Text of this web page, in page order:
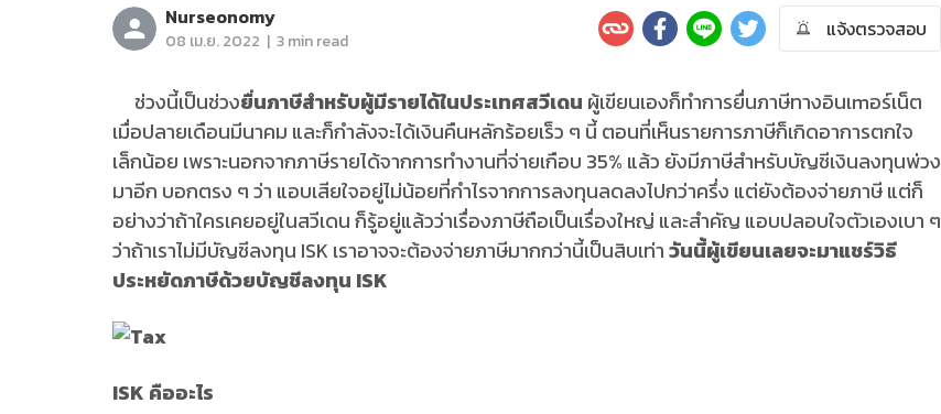
Nurseonomy
08 เม.ย. 2022 | 3 min read แจ้งตรวจสอบ
ช่วงนี้เป็นช่วงยื่นภาษีสำหรับผู้มีรายได้ในประเทศสวีเดน ผู้เขียนเองก็ทำการยื่นภาษีทางอินเmอร์เน็ต
เมื่อปลายเดือนมีนาคม และก็กำลังจะได้เงินคืนหลักร้อยเร็ว ๆ นี้ ตอนที่เห็นรายการภาษีก็เกิดอาการตกใจ
เล็กน้อย เพราะนอกจากภาษีรายได้จากการทำงานที่จ่ายเกือบ 35% แล้ว ยังมีภาษีสำหรับบัญชีเงินลงทุนพ่วง
มาอีก บอกตรง ๆ ว่า แอบเสียใจอยู่ไม่น้อยที่กำไรจากการลงทุนลดลงไปกว่าครึ่ง แต่ยังต้องจ่ายภาษี แต่ก็
อย่างว่าถ้าใครเคยอยู่ในสวีเดน ก็รู้อยู่แล้วว่าเรื่องภาษีถือเป็นเรื่องใหญ่ และสำคัญ แอบปลอบใจตัวเองเบา ๆ
ว่าถ้าเราไม่มีบัญชีลงทุน ISK เราอาจจะต้องจ่ายภาษีมากกว่านี้เป็นสิบเท่าวันนี้ผู้เขียนเลยจะมาแชร์วิธี
ประหยัดภาษีด้วยบัญชีลงทุน ISK
ISK คืออะไร